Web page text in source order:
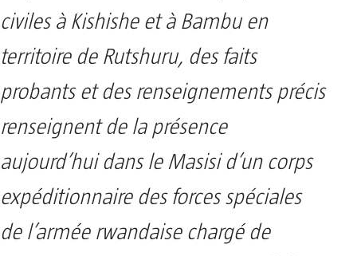
civiles à Kishishe et à Bambu en
territoire de Rutshuru, des faits
probants et des renseignements précis
renseignent de la présence
aujourd’hui dans le Masisi d’un corps
expéditionnaire des forces spéciales
de l’armée rwandaise chargé de